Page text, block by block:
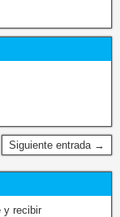
Siguiente entrada →
y recibir